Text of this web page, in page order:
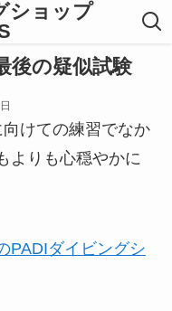
ショップ
後の疑似試験
けての練習でなか
よりも心穏やかに
PADIダイビングシ